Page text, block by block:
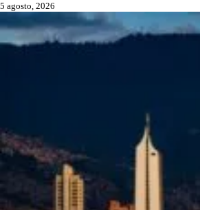
5 agosto, 2026